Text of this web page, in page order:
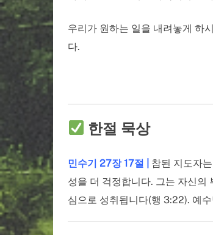
우리가 원하는 일을 내려놓게 하
다.
한절 묵상
민수기 27장 17절 |
참된 지도자
성을 더 걱정합니다. 그는 자신의
심으로 성취됩니다(행 3:22). 예